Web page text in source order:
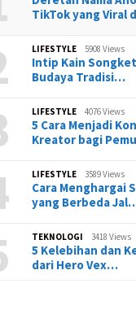
TikTok yang Viral
LIFESTYLE 5908 Views
Intip Kain
Budaya Tradisi…
LIFESTYLE 4076 Views
5 Cara Menjadi
Kreator bagi
LIFESTYLE 3589 Views
Cara Menghargai
yang Berbeda
TEKNOLOGI 3418 Views
5 Kelebihan dan
dari Hero Vex…